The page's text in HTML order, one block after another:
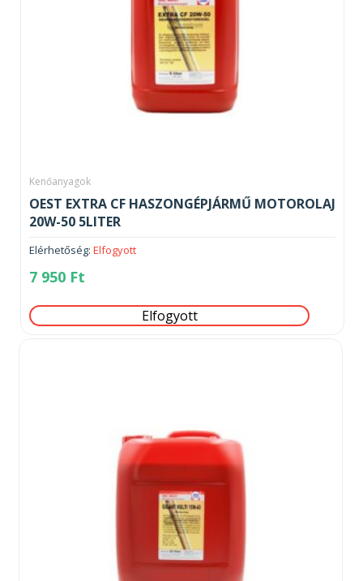
Kenőanyagok
OEST EXTRA CF HASZONGÉPJÁRMŰ MOTOROLAJ
20W-50 5LITER
Elérhetőség: Elfogyott
7 950 Ft
Elfogyott